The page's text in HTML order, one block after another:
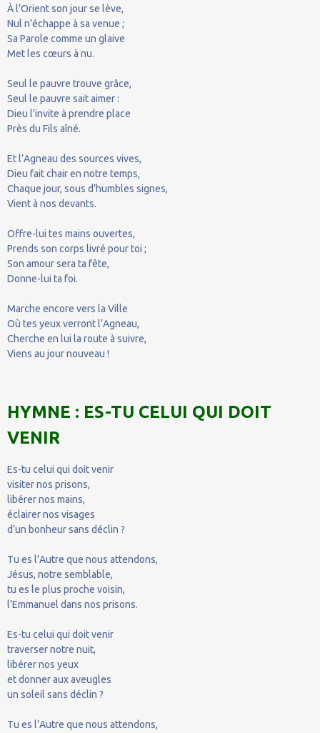
À l’Orient son jour se lève,
Nul n’échappe à sa venue ;
Sa Parole comme un glaive
Met les cœurs à nu.
Seul le pauvre trouve grâce,
Seul le pauvre sait aimer :
Dieu l’invite à prendre place
Près du Fils aîné.
Et l’Agneau des sources vives,
Dieu fait chair en notre temps,
Chaque jour, sous d’humbles signes,
Vient à nos devants.
Offre-lui tes mains ouvertes,
Prends son corps livré pour toi ;
Son amour sera ta fête,
Donne-lui ta foi.
Marche encore vers la Ville
Où tes yeux verront l’Agneau,
Cherche en lui la route à suivre,
Viens au jour nouveau !
HYMNE : ES-TU CELUI QUI DOIT
VENIR
Es-tu celui qui doit venir
visiter nos prisons,
libérer nos mains,
éclairer nos visages
d’un bonheur sans déclin ?
Tu es l’Autre que nous attendons,
Jésus, notre semblable,
tu es le plus proche voisin,
l’Emmanuel dans nos prisons.
Es-tu celui qui doit venir
traverser notre nuit,
libérer nos yeux
et donner aux aveugles
un soleil sans déclin ?
Tu es l’Autre que nous attendons,